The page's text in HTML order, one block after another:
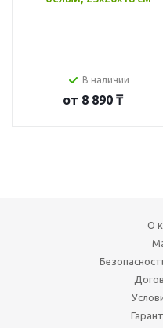
В наличии
от 8 890 ₸
О